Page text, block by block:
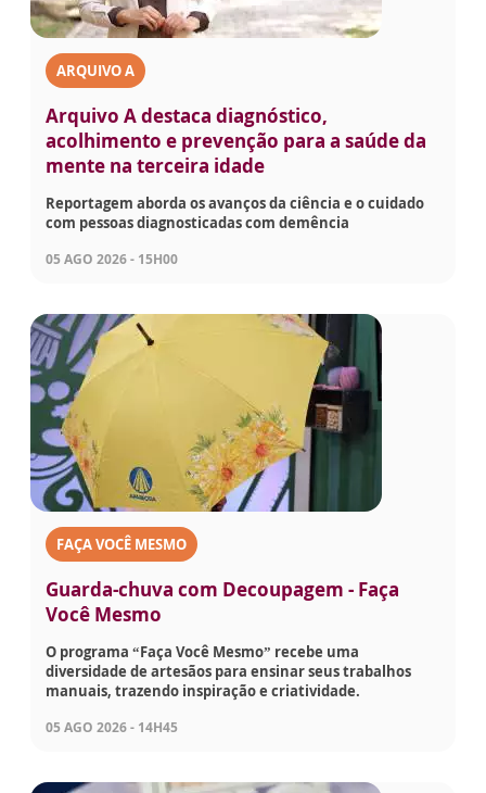
ARQUIVO A
Arquivo A destaca diagnóstico,
acolhimento e prevenção para a saúde da
mente na terceira idade
Reportagem aborda os avanços da ciência e o cuidado
com pessoas diagnosticadas com demência
05 AGO 2026 - 15H00
FAÇA VOCÊ MESMO
Guarda-chuva com Decoupagem - Faça
Você Mesmo
O programa “Faça Você Mesmo” recebe uma
diversidade de artesãos para ensinar seus trabalhos
manuais, trazendo inspiração e criatividade.
05 AGO 2026 - 14H45